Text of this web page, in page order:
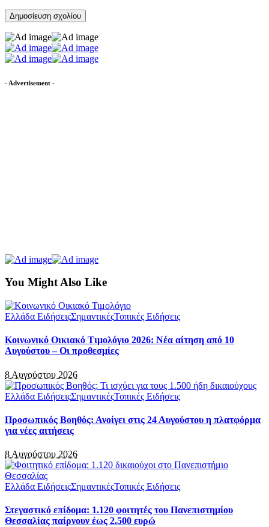
- Advertisement -
You Might Also Like
Ελλάδα ΕιδήσειςΣημαντικέςΤοπικές Ειδήσεις
Κοινωνικό Οικιακό Τιμολόγιο 2026: Νέα αίτηση από 10
Αυγούστου – Οι προθεσμίες
8 Αυγούστου 2026
Ελλάδα ΕιδήσειςΣημαντικέςΤοπικές Ειδήσεις
Προσωπικός Βοηθός: Ανοίγει στις 24 Αυγούστου η πλατφόρμα
για νέες αιτήσεις
8 Αυγούστου 2026
Ελλάδα ΕιδήσειςΣημαντικέςΤοπικές Ειδήσεις
Στεγαστικό επίδομα: 1.120 φοιτητές του Πανεπιστημίου
Θεσσαλίας παίρνουν έως 2.500 ευρώ